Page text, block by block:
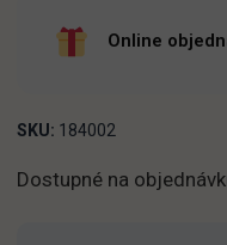
Online
SKU: 184002
Dostupné na